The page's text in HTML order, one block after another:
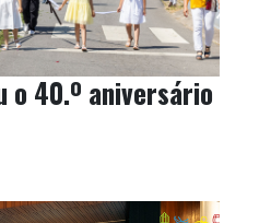
o 40.º aniversário